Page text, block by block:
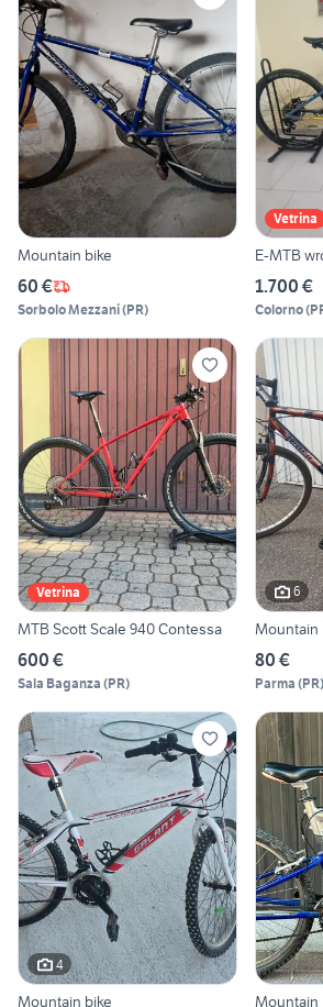
Mountain bike
60 €
Sorbolo Mezzani(PR)
Vetrina
E-
1.700 €
Colorno(
Vetrina
MTB Scott Scale 940 Contessa
600 €
Sala Baganza (PR)
6
Mountain
80 €
Parma (PR)
4
Mountain bike Mountain